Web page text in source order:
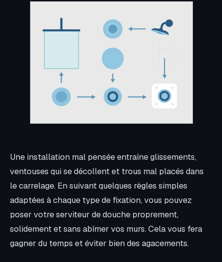
Une installation mal pensée entraîne glissements,
ventouses qui se décollent et trous mal placés dans
le carrelage. En suivant quelques règles simples
adaptées à chaque type de fixation, vous pouvez
poser votre serviteur de douche proprement,
solidement et sans abîmer vos murs. Cela vous fera
gagner du temps et éviter bien des agacements.